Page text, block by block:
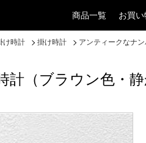
商品一覧 お買い
け時計 掛け時計 アンティークなナ
（ブラウン色・